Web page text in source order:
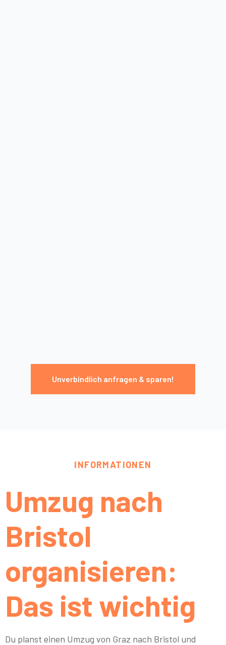
Unverbindlich anfragen & sparen!
INFORMATIONEN
Umzug nach
Bristol
organisieren:
Das ist wichtig
Du planst einen Umzug von Graz nach Bristol und